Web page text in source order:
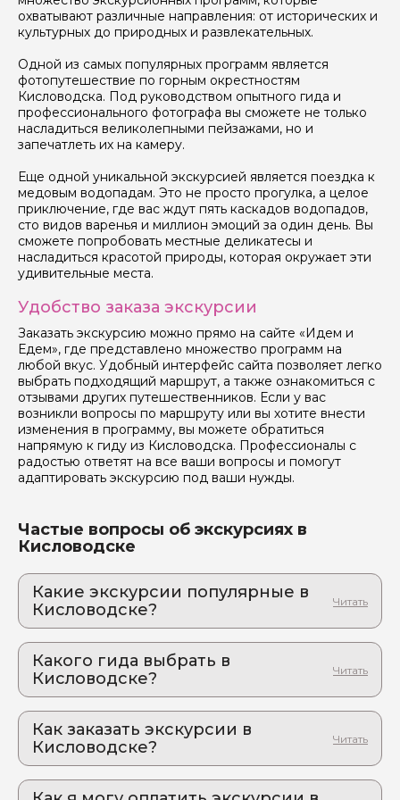
охватывают различные направления: от исторических и
культурных до природных и развлекательных.
Одной из самых популярных программ является
фотопутешествие по горным окрестностям
Кисловодска. Под руководством опытного гида и
профессионального фотографа вы сможете не только
насладиться великолепными пейзажами, но и
запечатлеть их на камеру.
Еще одной уникальной экскурсией является поездка к
медовым водопадам. Это не просто прогулка, а целое
приключение, где вас ждут пять каскадов водопадов,
сто видов варенья и миллион эмоций за один день. Вы
сможете попробовать местные деликатесы и
насладиться красотой природы, которая окружает эти
удивительные места.
Удобство заказа экскурсии
Заказать экскурсию можно прямо на сайте «Идем и
Едем», где представлено множество программ на
любой вкус. Удобный интерфейс сайта позволяет легко
выбрать подходящий маршрут, а также ознакомиться с
отзывами других путешественников. Если у вас
возникли вопросы по маршруту или вы хотите внести
изменения в программу, вы можете обратиться
напрямую к гиду из Кисловодска. Профессионалы с
радостью ответят на все ваши вопросы и помогут
адаптировать экскурсию под ваши нужды.
Частые вопросы об экскурсиях в
Кисловодске
Какие экскурсии популярные в
Кисловодске?
и минеральные источники из Кисловодска
Кавказская сказка: незабываемая экскурсия в
оазис красоты и здоровья
2. Святые места Кавказа: авторская
экскурсия, которая останется в сердце
От статуи Христа до древних монастырей:
путешествие, меняющее судьбы
3. Эльбрус, Гижгит и Поляна нарзанов из
Какого гида выбрать в
Кисловодске?
2. Максим.М 851
3. Татьяна.В 572
4. Оганисян.Д 995
Как заказать экскурсии в
Кисловодске?
Едем»: